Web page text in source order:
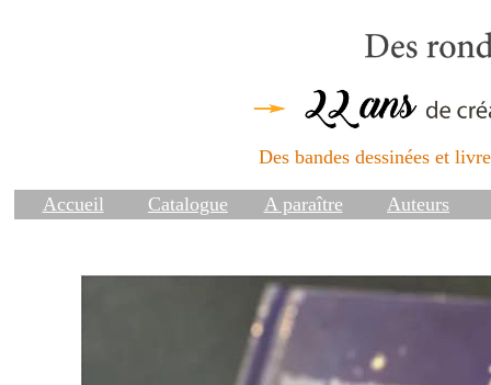
Des bandes dessinées et
Accueil Catalogue A paraître Auteurs